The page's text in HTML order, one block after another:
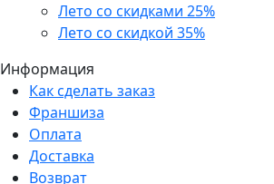
Лето со скидками 25%
Лето со скидкой 35%
Информация
Как сделать заказ
Франшиза
Оплата
Доставка
Возврат